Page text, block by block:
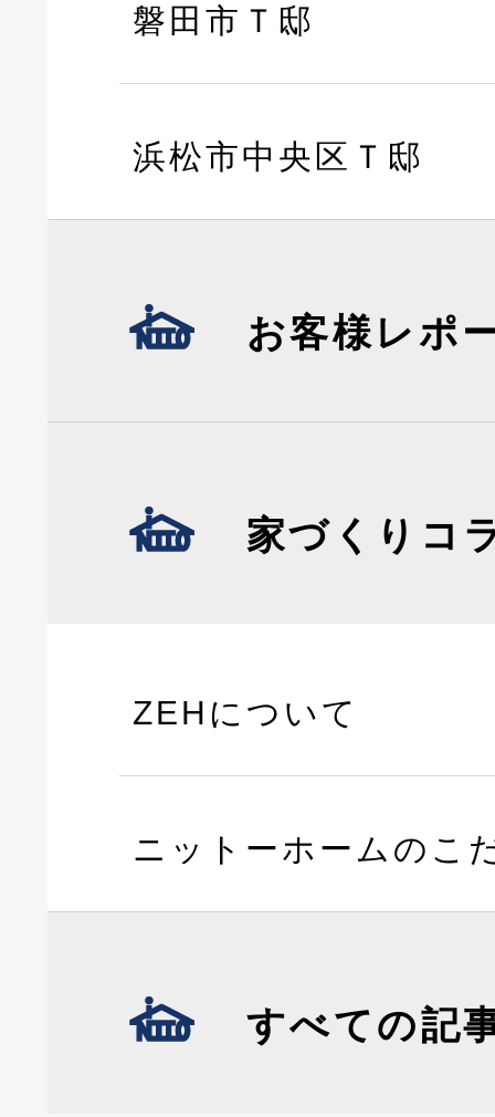
磐田市Ｔ邸
浜松市中央区Ｔ邸
お客様レポ
家づくりコ
ZEHについて
ニットーホームのこ
すべての記